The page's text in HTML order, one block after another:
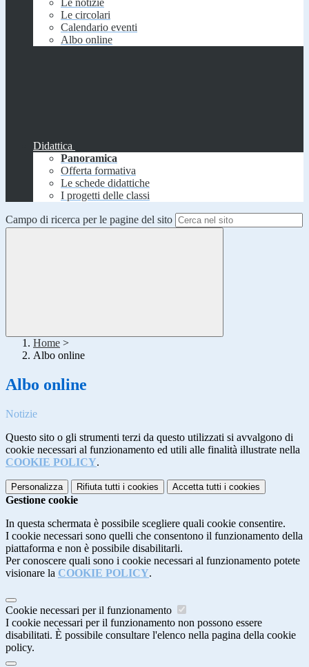
Le notizie
Le circolari
Calendario eventi
Albo online
Didattica
Panoramica
Offerta formativa
Le schede didattiche
I progetti delle classi
Campo di ricerca per le pagine del sito
Home >
Albo online
Albo online
Notizie
Questo sito o gli strumenti terzi da questo utilizzati si avvalgono di
cookie necessari al funzionamento ed utili alle finalità illustrate nella
COOKIE POLICY.
Personalizza Rifiuta tutti i cookies Accetta tutti i cookies
Gestione cookie
In questa schermata è possibile scegliere quali cookie consentire.
I cookie necessari sono quelli che consentono il funzionamento della
piattaforma e non è possibile disabilitarli.
Per conoscere quali sono i cookie necessari al funzionamento potete
visionare la COOKIE POLICY.
Cookie necessari per il funzionamento
I cookie necessari per il funzionamento non possono essere
disabilitati. È possibile consultare l'elenco nella pagina della cookie
policy.